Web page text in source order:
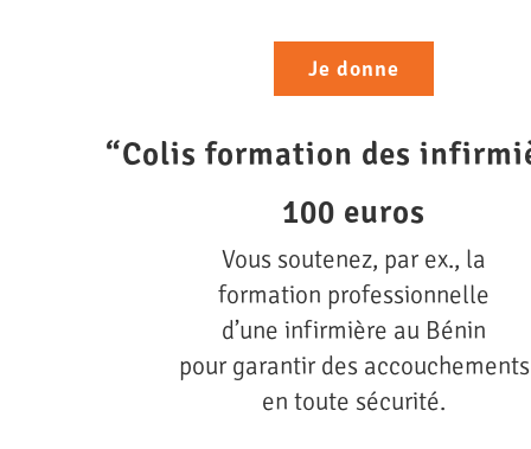
Je donne
“Colis formation des
100 euros
Vous soutenez, par ex., la
formation professionnelle
d’une infirmière au Bénin
pour garantir des accouchements
en toute sécurité.